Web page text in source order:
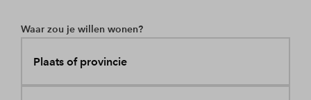
Waar zou je willen wonen?
Plaats of provincie